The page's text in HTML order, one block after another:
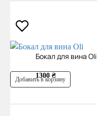
Бокал для вина Oli
1300 ₴
Добавить в корзину